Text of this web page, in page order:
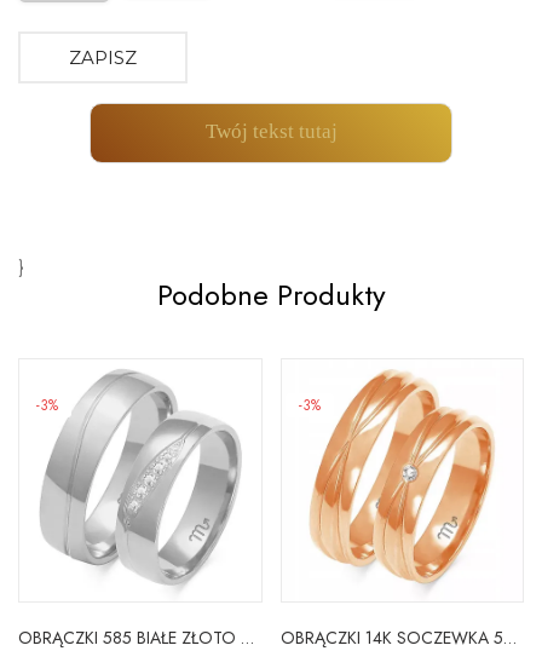
ZAPISZ
Twój tekst tutaj
}
Podobne Produkty
-3%
OBRĄCZKI 585 BIAŁE ZŁOTO SOCZEWKA 5,5mm BRYLANTY
-3%
OBRĄCZKI 14K SOCZEWKA 5mm CYRKONIA RÓŻOWE ZŁOTO